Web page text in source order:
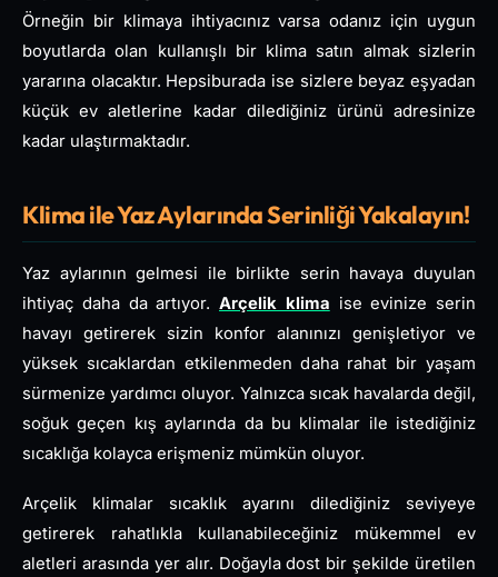
Örneğin bir klimaya ihtiyacınız varsa odanız için uygun
boyutlarda olan kullanışlı bir klima satın almak sizlerin
yararına olacaktır. Hepsiburada ise sizlere beyaz eşyadan
küçük ev aletlerine kadar dilediğiniz ürünü adresinize
kadar ulaştırmaktadır.
Klima ile Yaz Aylarında Serinliği Yakalayın!
Yaz aylarının gelmesi ile birlikte serin havaya duyulan
ihtiyaç daha da artıyor. Arçelik klima ise evinize serin
havayı getirerek sizin konfor alanınızı genişletiyor ve
yüksek sıcaklardan etkilenmeden daha rahat bir yaşam
sürmenize yardımcı oluyor. Yalnızca sıcak havalarda değil,
soğuk geçen kış aylarında da bu klimalar ile istediğiniz
sıcaklığa kolayca erişmeniz mümkün oluyor.
Arçelik klimalar sıcaklık ayarını dilediğiniz seviyeye
getirerek rahatlıkla kullanabileceğiniz mükemmel ev
aletleri arasında yer alır. Doğayla dost bir şekilde üretilen